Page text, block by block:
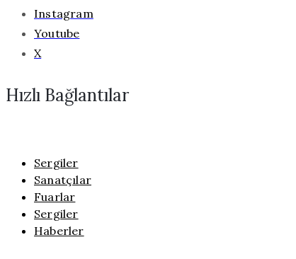
Instagram
Youtube
X
Hızlı Bağlantılar
Sergiler
Sanatçılar
Fuarlar
Sergiler
Haberler